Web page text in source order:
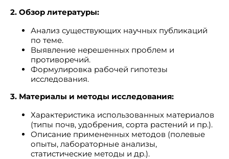
2. Обзор литературы:
Анализ существующих научных публикаций
по теме.
Выявление нерешенных проблем и
противоречий.
Формулировка рабочей гипотезы
исследования.
3. Материалы и методы исследования:
Характеристика использованных материалов
(типы почв, удобрения, сорта растений и пр.).
Описание примененных методов (полевые
опыты, лабораторные анализы,
статистические методы и др.).